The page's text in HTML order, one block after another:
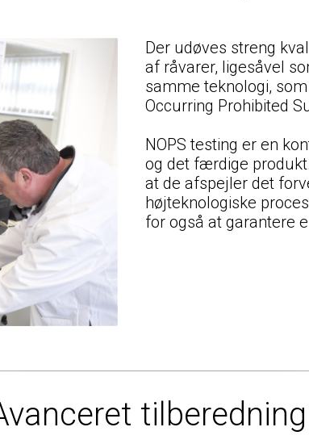
Der udøves streng
af råvarer, ligesåvel
samme teknologi,
Occurring Prohibited
NOPS testing er en
og det færdige
at de afspejler det
højteknologiske
for også at garantere
tilberedning